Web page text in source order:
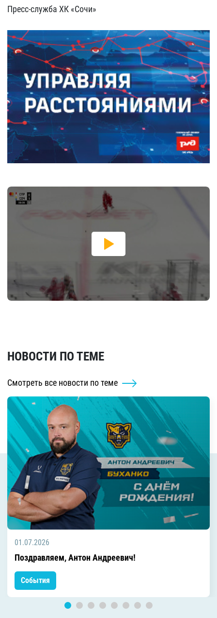
Пресс-служба ХК «Сочи»
НОВОСТИ ПО ТЕМЕ
Смотреть все новости по теме
01.07.2026
Поздравляем, Антон Андреевич!
События